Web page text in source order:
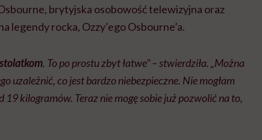
brytyjska osobowość telewizyjna oraz
legendy rocka, Ozzy’ego Osbourne’a.
. To po prostu zbyt łatwe” – stwierdziła. „Można
uzależnić, co jest bardzo niebezpieczne. Nie mogłam
19 kilogramów. Teraz nie mogę sobie już pozwolić na to,